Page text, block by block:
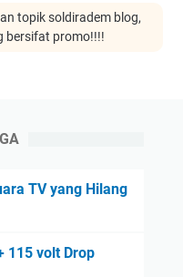
topik soldiradem blog,
bersifat promo!!!!
TV yang Hilang
115 volt Drop